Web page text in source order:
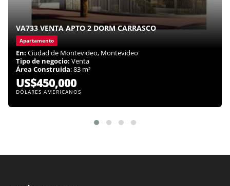
VA733 VENTA APTO 2 DORM CARRASCO
Apartamento
En: Ciudad de Montevideo, Montevideo
Tipo de negocio: Venta
Área Construida: 83 m²
US$450,000
DÓLARES AMERICANOS